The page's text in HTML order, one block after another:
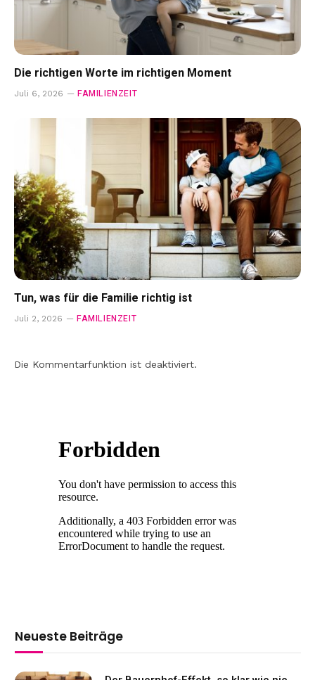
Die richtigen Worte im richtigen Moment
Juli 6, 2026 FAMILIENZEIT
Tun, was für die Familie richtig ist
Juli 2, 2026 FAMILIENZEIT
Die Kommentarfunktion ist deaktiviert.
Neueste Beiträge